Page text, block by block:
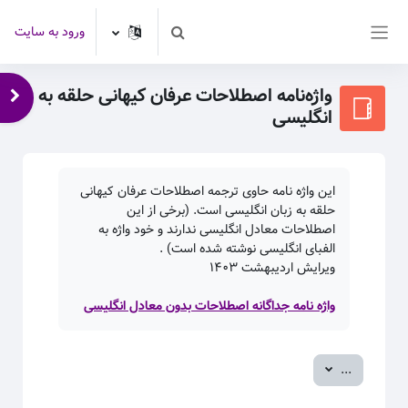
Toggle search inputورود به سایت
واژه‌نامه اصطلاحات عرفان کیهانی حلقه به
انگلیسی
این واژه نامه حاوی ترجمه اصطلاحات عرفان کیهانی
حلقه به زبان انگلیسی است. (برخی از این
اصطلاحات معادل انگلیسی ندارند و خود واژه به
الفبای انگلیسی نوشته شده است) .
ویرایش اردیبهشت۱۴۰۳
واژه نامه جداگانه اصطلاحات بدون معادل انگلیسی
... صدور ورودی‌ها